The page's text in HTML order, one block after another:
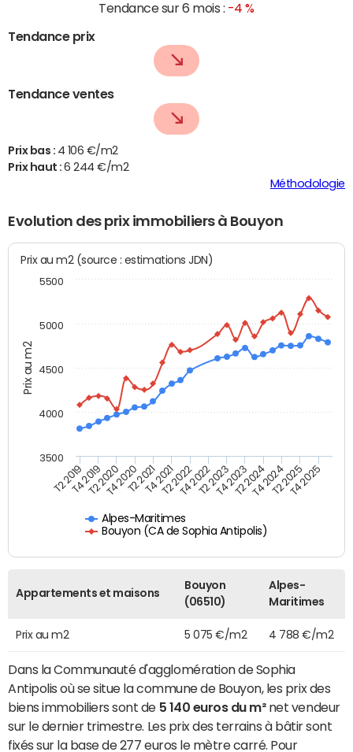
Tendance sur 6 mois : -4 %
Tendance prix
Tendance ventes
Prix bas : 4 106 €/m2
Prix haut :6 244 €/m2
Méthodologie
Evolution des prix immobiliers à Bouyon
Prix au m2
Prix au m2 (source : estimations JDN)
Alpes-Maritimes
Bouyon (CA de Sophia Antipolis)
T2 2019T4 2019T2 2020T4 2020T2 2021T4 2021T2 2022T4 2022T2 2023T4 2023T2 2024T4 2024T2 2025T4 2025
3500
4000
4500
5000
5500
Appartements et maisons
Bouyon
(06510)
Alpes-
Maritimes
Prix au m2 5 075 €/m2 4 788 €/m2
Dans la Communauté d'agglomération de Sophia
Antipolis où se situe la commune de Bouyon, les prix des
biens immobiliers sont de 5 140 euros du m²net vendeur
sur le dernier trimestre. Les prix des terrains à bâtir sont
fixés sur la base de 277 euros le mètre carré. Pour